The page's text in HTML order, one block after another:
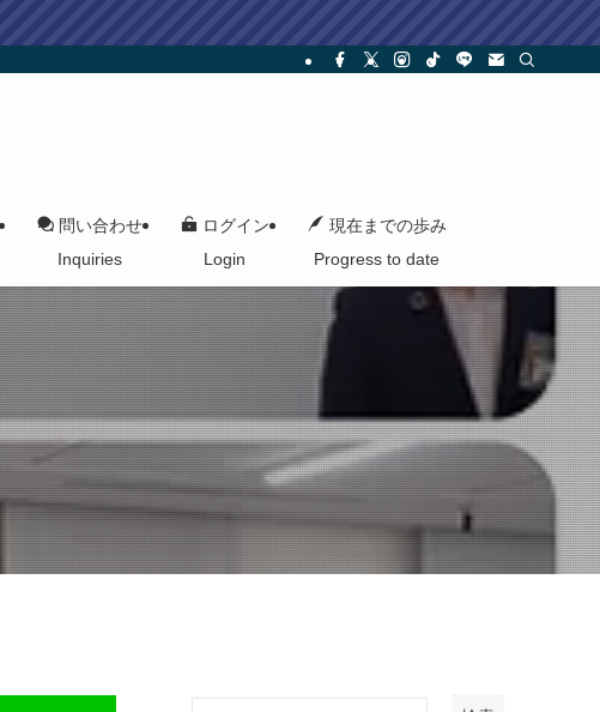
問い合わせ
Inquiries
ログイン
Login
現在までの歩み
Progress to date